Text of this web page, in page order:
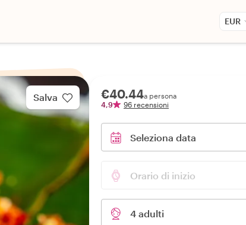
EUR
Salva €40.44a persona
4,9
96 recensioni
Seleziona data
Orario di inizio
4 adulti